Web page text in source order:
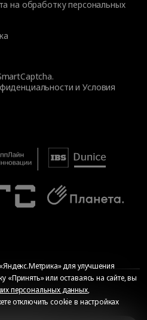
на обработку персональных
иУсловия
«ИБС
защищены
для улучшения
«Принять» или оставаясь на сайте, вы
персональных данных,
отключить cookie в настройках